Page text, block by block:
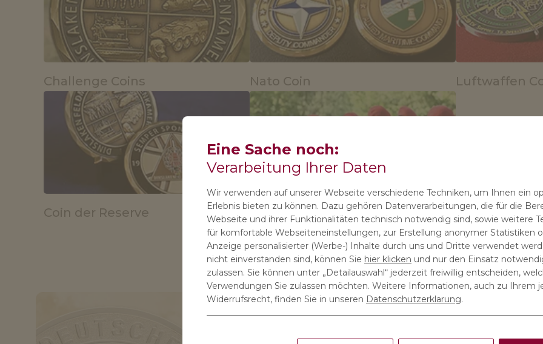
Challenge Coins Nato Coin Luftwaffen
Coin der Reserve Bundeswehr Challenge Coins
Eine Sache noch:
Verarbeitung Ihrer Daten
Wir verwenden auf unserer Webseite verschiedene Techniken, um Ihnen ein
Erlebnis bieten zu können. Dazu gehören Datenverarbeitungen, die für die
Webseite und ihrer Funktionalitäten technisch notwendig sind, sowie weitere
für komfortable Webseiteneinstellungen, zur Erstellung anonymer Statistiken
Anzeige personalisierter (Werbe-) Inhalte durch uns und Dritte verwendet
nicht einverstanden sind, können Sie hier klicken und nur den Einsatz
zulassen. Sie können unter „Detailauswahl“ jederzeit freiwillig entscheiden,
Verwendungen Sie zulassen möchten. Weitere Informationen, auch zu Ihrem
Widerrufsrecht, finden Sie in unseren Datenschutzerklarung.